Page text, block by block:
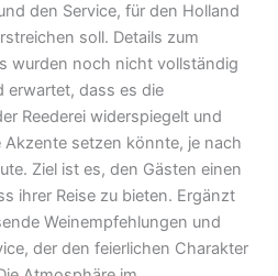
den Service, für den Holland
soll. Details zum
wurden noch nicht vollständig
erwartet, dass es die
Reederei widerspiegelt und
setzen könnte, je nach
Ziel ist es, den Gästen einen
ihrer Reise zu bieten. Ergänzt
Weinempfehlungen und
der den feierlichen Charakter